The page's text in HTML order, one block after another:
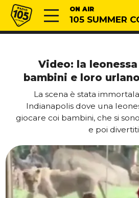
Vai al contenuto
Radio 105 ON AIR
105 SUMMER
Video: la
bambini e loro
La scena è stata
Indianapolis dove una
giocare coi bambini, che si
e poi